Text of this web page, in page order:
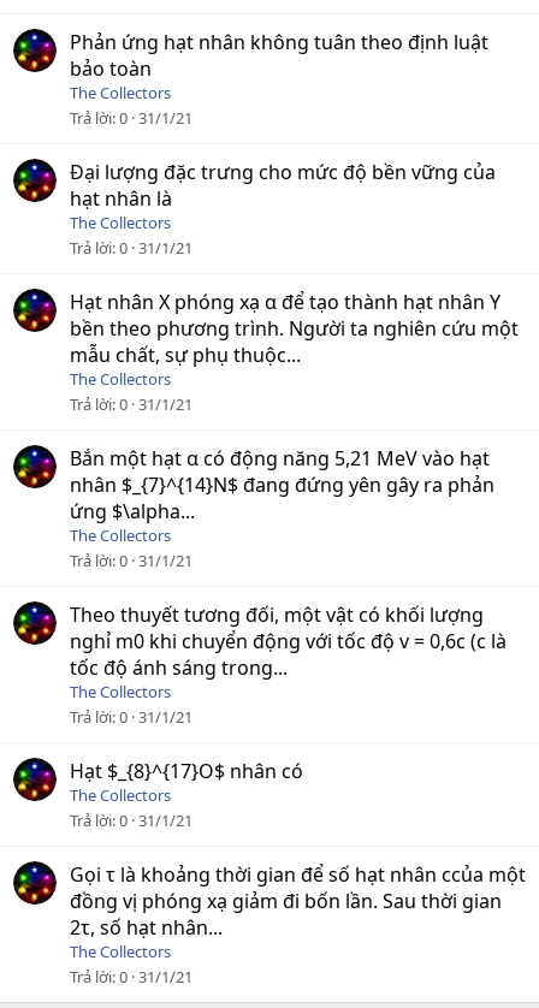
Phản ứng hạt nhân không tuân theo định luật
bảo toàn
The Collectors
Trả lời 0 31/1/21
Đại lượng đặc trưng cho mức độ bền vững của
hạt nhân là
The Collectors
Trả lời 0 31/1/21
Hạt nhân X phóng xạ α để tạo thành hạt nhân Y
bền theo phương trình. Người ta nghiên cứu một
mẫu chất, sự phụ thuộc...
The Collectors
Trả lời 0 31/1/21
Bắn một hạt α có động năng 5,21 MeV vào hạt
nhân $_{7}^{14}N$ đang đứng yên gây ra phản
ứng $\alpha...
The Collectors
Trả lời 0 31/1/21
Theo thuyết tương đối, một vật có khối lượng
nghỉ m0 khi chuyển động với tốc độ v = 0,6c (c là
tốc độ ánh sáng trong...
The Collectors
Trả lời 0 31/1/21
Hạt $_{8}^{17}O$ nhân có
The Collectors
Trả lời 0 31/1/21
Gọi τ là khoảng thời gian để số hạt nhân ccủa một
đồng vị phóng xạ giảm đi bốn lần. Sau thời gian
2τ, số hạt nhân...
The Collectors
Trả lời 0 31/1/21